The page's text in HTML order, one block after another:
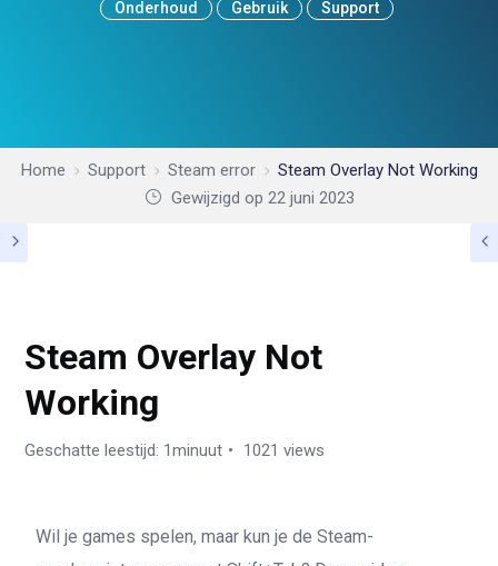
Onderhoud
Gebruik Support
Home Support Steam error
Steam Overlay Not Working
Gewijzigd op 22 juni 2023
Steam Overlay Not
Working
Geschatte leestijd: 1minuut 1021 views
Wil je games spelen, maar kun je de Steam-